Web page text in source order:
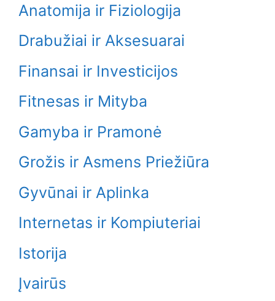
Anatomija ir Fiziologija
Drabužiai ir Aksesuarai
Finansai ir Investicijos
Fitnesas ir Mityba
Gamyba ir Pramonė
Grožis ir Asmens Priežiūra
Gyvūnai ir Aplinka
Internetas ir Kompiuteriai
Istorija
Įvairūs